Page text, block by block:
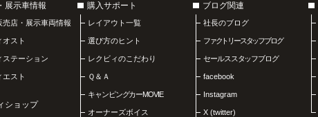
展示車情報
売店・展示車両情報
オスト
ステーション
エスト
ショップ
購入サポート
レイアウト一覧
選び方のヒント
レクビィのこだわり
Ｑ＆Ａ
キャンピングカーMOVIE
オーナーズボイス
ブログ関連
社長のブログ
ファクトリースタッフブログ
セールススタッフブログ
facebook
Instagram
X (twitter)